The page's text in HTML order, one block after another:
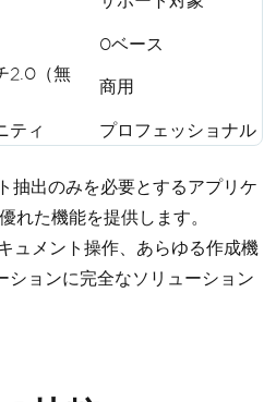
0ベース
2.0（無
商用
ティ プロフェッショナル
抽出のみを必要とするアプリケ
た機能を提供します。
ュメント操作、あらゆる作成機
ションに完全なソリューション